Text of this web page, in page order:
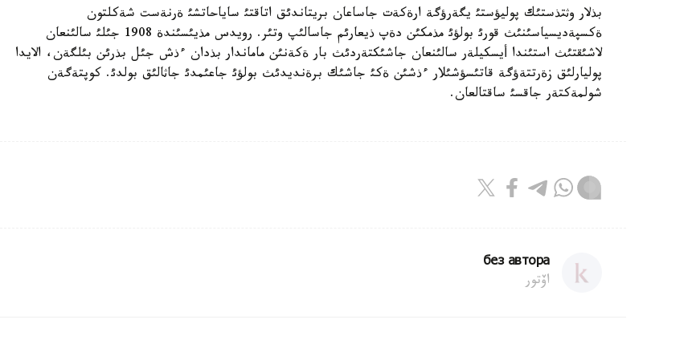
بذلار وثتذستئك پوليؤستئ يگةرؤگة ارةكةت جاساعان بريتاندئق اتاقتئ ساياحاتشئ ةرنةست شةكلتون
ةكسپةديسياسئنئث قورئ بولؤئ مذمكئن دةپ ذيعارئم جاسالئپ وتئر. رويدس مذيئسئندة 1908 جئلئ سالئنعان
لاشئقتئث استئندا أيسكيلةر سالئنعان جاشئكتةردئث بار ةكةنئن ماماندار بذدان ءذش جئل بذرئن بئلگةن، الايدا
پوليارلئق زةرتتةؤگة قاتئسؤشئلار ءذشئن ةكئ جاشئك برةنديدئث بولؤئ جاعئمدئ جاثالئق بولدئ. كوپتةگةن
شولمةكتةر جاقسئ ساقتالعان.
без автора
اۆتور